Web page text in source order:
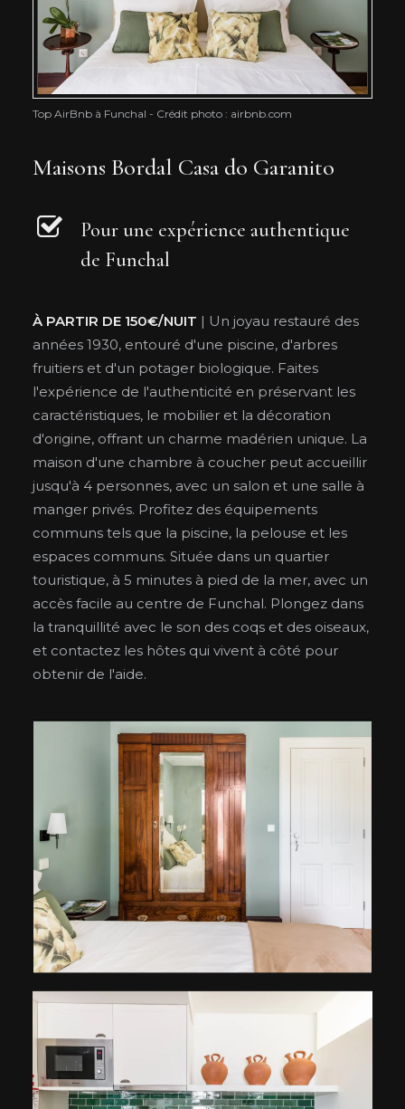
Maisons Bordal Casa do Garanito
Pour une expérience authentique
de Funchal
À PARTIR DE 150€/NUIT | Un joyau restauré des
années 1930, entouré d'une piscine, d'arbres
fruitiers et d'un potager biologique. Faites
l'expérience de l'authenticité en préservant les
caractéristiques, le mobilier et la décoration
d'origine, offrant un charme madérien unique. La
maison d'une chambre à coucher peut accueillir
jusqu'à 4 personnes, avec un salon et une salle à
manger privés. Profitez des équipements
communs tels que la piscine, la pelouse et les
espaces communs. Située dans un quartier
touristique, à 5 minutes à pied de la mer, avec un
accès facile au centre de Funchal. Plongez dans
la tranquillité avec le son des coqs et des oiseaux,
et contactez les hôtes qui vivent à côté pour
obtenir de l'aide.
Top AirBnb à Funchal - Crédit photo : airbnb.com